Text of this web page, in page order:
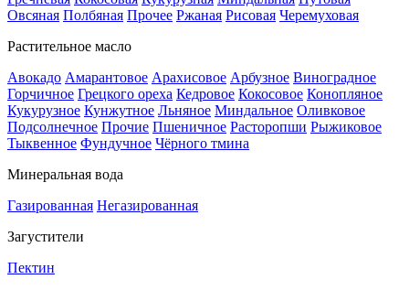
Овсяная Полбяная Прочее Ржаная Рисовая Черемуховая
Растительное масло
Авокадо Амарантовое Арахисовое Арбузное Виноградное
Горчичное Грецкого ореха Кедровое Кокосовое Конопляное
Кукурузное Кунжутное Льняное Миндальное Оливковое
Подсолнечное Прочие Пшеничное Расторопши Рыжиковое
Тыквенное Фундучное Чёрного тмина
Минеральная вода
Газированная Негазированная
Загустители
Пектин